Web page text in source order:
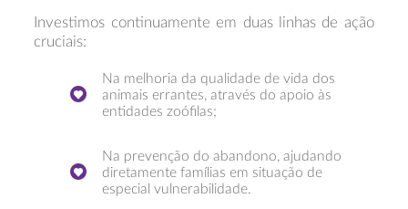
Investimos continuamente em duas linhas de ação
cruciais:
Na melhoria da qualidade de vida dos
animais errantes, através do apoio às
entidades zoófilas;
Na prevenção do abandono, ajudando
diretamente famílias em situação de
especial vulnerabilidade.